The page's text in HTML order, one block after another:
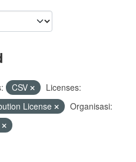
CSV
Licenses:
License
Organisasi: